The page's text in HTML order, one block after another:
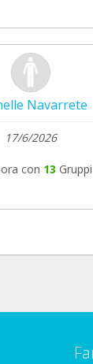
Navarrete
17/6/2026
con 13 Gruppi